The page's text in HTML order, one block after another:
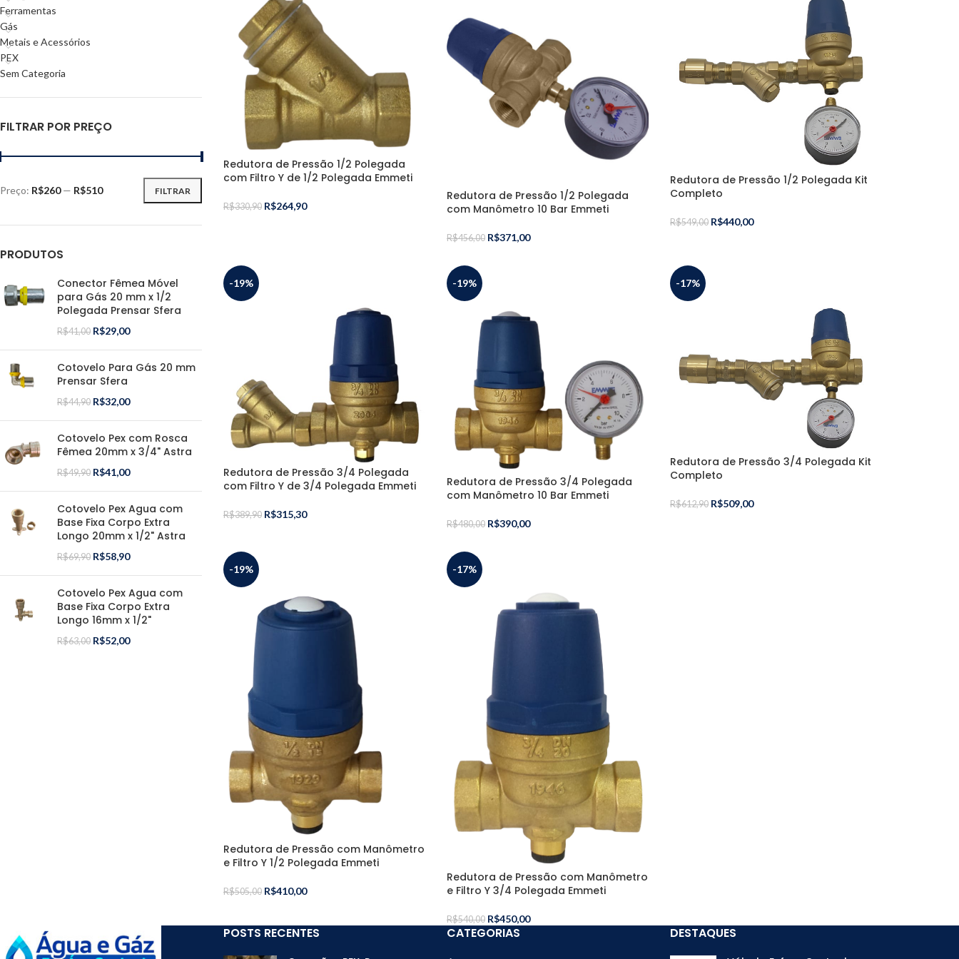
Ferramentas
Gás
Metais e Acessórios
PEX
Sem Categoria
FILTRAR POR PREÇO
FILTRAR
Preço: R$260— R$510
PRODUTOS
Conector Fêmea Móvel
para Gás 20 mm x 1/2
Polegada Prensar Sfera
R$41,00 R$29,00
Cotovelo Para Gás 20 mm
Prensar Sfera
R$44,90 R$32,00
Cotovelo Pex com Rosca
Fêmea 20mm x 3/4" Astra
R$49,90 R$41,00
Cotovelo Pex Agua com
Base Fixa Corpo Extra
Longo 20mm x 1/2" Astra
R$69,90 R$58,90
Cotovelo Pex Agua com
Base Fixa Corpo Extra
Longo 16mm x 1/2"
R$63,00 R$52,00
Redutora de Pressão 1/2 Polegada
com Filtro Y de 1/2 Polegada Emmeti
R$330,90 R$264,90
Redutora de Pressão 1/2 Polegada
com Manômetro 10 Bar Emmeti
R$456,00 R$371,00
Redutora de Pressão 1/2 Polegada Kit
Completo
R$549,00 R$440,00
-19%
Redutora de Pressão 3/4 Polegada
com Filtro Y de 3/4 Polegada Emmeti
R$389,90 R$315,30
-19%
Redutora de Pressão 3/4 Polegada
com Manômetro 10 Bar Emmeti
R$480,00 R$390,00
-17%
Redutora de Pressão 3/4 Polegada Kit
Completo
R$612,90 R$509,00
-19%
Redutora de Pressão com Manômetro
e Filtro Y 1/2 Polegada Emmeti
R$505,00 R$410,00
-17%
Redutora de Pressão com Manômetro
e Filtro Y 3/4 Polegada Emmeti
R$540,00 R$450,00
POSTS RECENTES CATEGORIAS DESTAQUES